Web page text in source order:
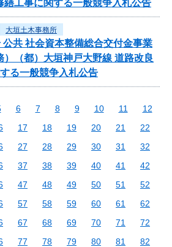
繕工事に関する一般競争入札公告
大垣土木事務所
共 社会資本整備総合交付金事業
）（都）大垣神戸大野線 道路改良
る一般競争入札公告
6 7 8 9 10 11
12
17 18 19 20 21
22
27 28 29 30 31
32
37 38 39 40 41
42
47 48 49 50 51
52
57 58 59 60 61
62
67 68 69 70 71
72
77 78 79 80 81
82